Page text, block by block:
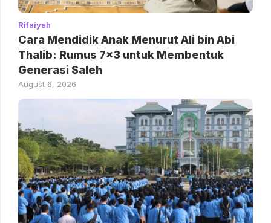
Rifaiyah
Cara Mendidik Anak Menurut Ali bin Abi
Thalib: Rumus 7×3 untuk Membentuk
Generasi Saleh
August 6, 2026